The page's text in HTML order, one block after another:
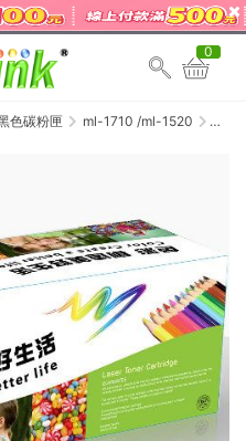
0
色碳粉匣
ml-1710 /ml-1520